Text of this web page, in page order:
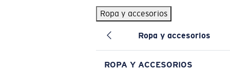
Ropa y accesorios
Ropa y accesorios
ROPA Y ACCESORIOS